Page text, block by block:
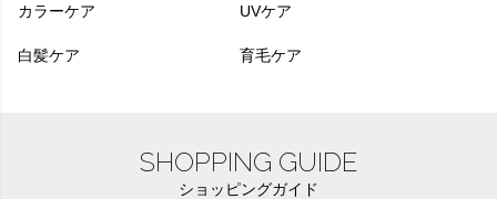
カラーケア UVケア
白髪ケア 育毛ケア
SHOPPING GUIDE
ショッピングガイド